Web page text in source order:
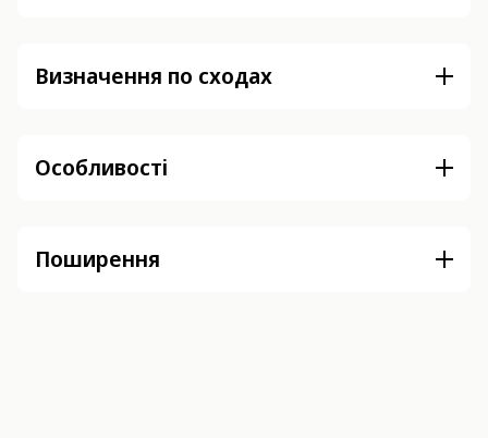
Визначення по сходах
Особливості
Поширення